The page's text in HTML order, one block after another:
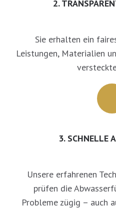
2.
Sie erhalten ein
Leistungen, Materialien
3. SCHNELLE
Unsere erfahrenen
prüfen die
Probleme zügig – auch